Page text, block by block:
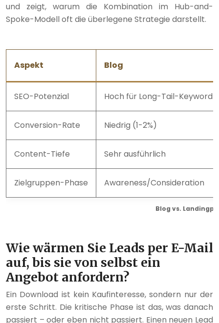
und zeigt, warum die Kombination im Hub-and-
Spoke-Modell oft die überlegene Strategie darstellt.
Blog vs.
Aspekt Blog
SEO-Potenzial Hoch für Long-Tail-Keywords
Conversion-Rate Niedrig (1-2%)
Content-Tiefe Sehr ausführlich
Zielgruppen-Phase Awareness/Consideration
Wie wärmen Sie Leads per E-Mail
auf, bis sie von selbst ein
Angebot anfordern?
Ein Download ist kein Kaufinteresse, sondern nur der
erste Schritt. Die kritische Phase ist das, was danach
passiert – oder eben nicht passiert. Einen neuen Lead